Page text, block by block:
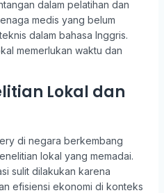
dalam pelatihan dan
medis yang belum
dalam bahasa Inggris.
memerlukan waktu dan
Lokal dan
di negara berkembang
lokal yang memadai.
sulit dilakukan karena
efisiensi ekonomi di konteks